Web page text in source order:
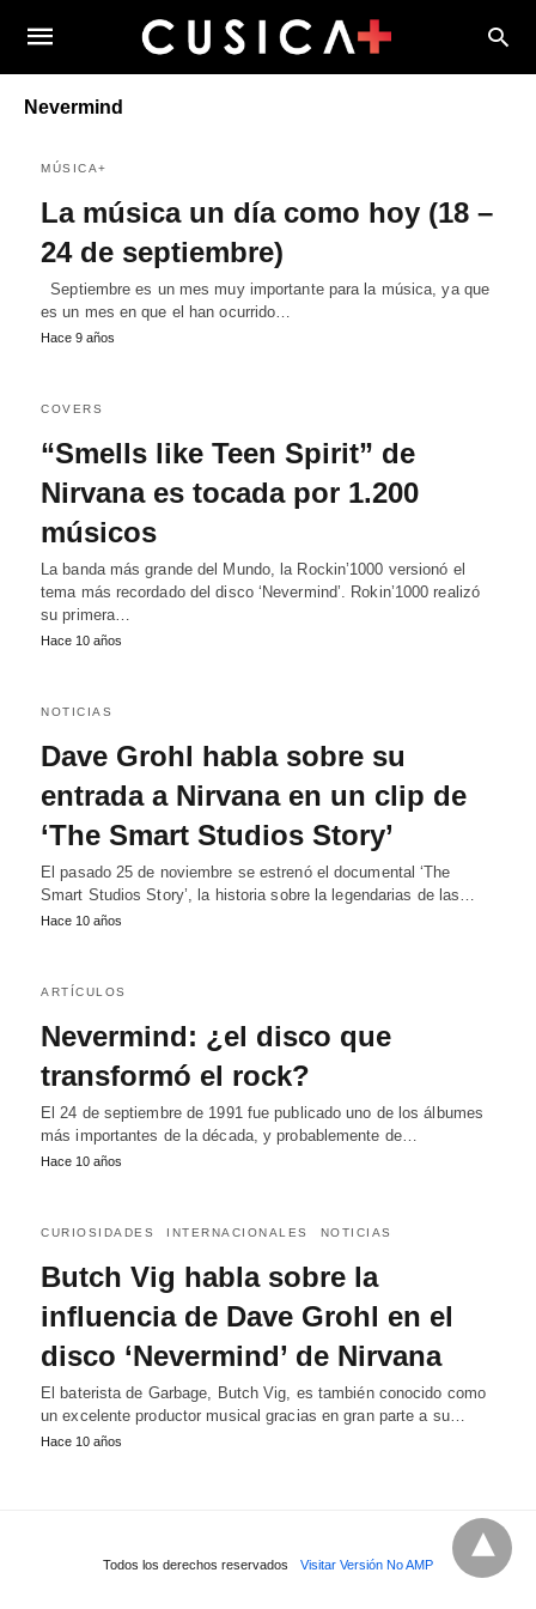
Nevermind
MÚSICA+
La música un día como hoy (18 –
24 de septiembre)
Septiembre es un mes muy importante para la música, ya que
es un mes en que el han ocurrido…
Hace 9 años
COVERS
“Smells like Teen Spirit” de
Nirvana es tocada por 1.200
músicos
La banda más grande del Mundo, la Rockin’1000 versionó el
tema más recordado del disco ‘Nevermind’. Rokin’1000 realizó
su primera…
Hace 10 años
NOTICIAS
Dave Grohl habla sobre su
entrada a Nirvana en un clip de
‘The Smart Studios Story’
El pasado 25 de noviembre se estrenó el documental ‘The
Smart Studios Story’, la historia sobre la legendarias de las…
Hace 10 años
ARTÍCULOS
Nevermind: ¿el disco que
transformó el rock?
El 24 de septiembre de 1991 fue publicado uno de los álbumes
más importantes de la década, y probablemente de…
Hace 10 años
CURIOSIDADES INTERNACIONALES NOTICIAS
Butch Vig habla sobre la
influencia de Dave Grohl en el
disco ‘Nevermind’ de Nirvana
El baterista de Garbage, Butch Vig, es también conocido como
un excelente productor musical gracias en gran parte a su…
Hace 10 años
Todos los derechos reservados Visitar Versión No AMP